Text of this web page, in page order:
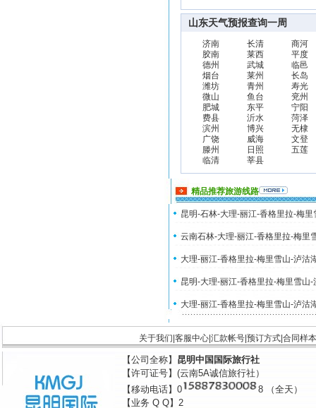
山东天气预报查询一周
济南 长清
商河
胶南
莱西
平度
德州
武城
临邑
烟台
莱州
长岛
潍坊
青州
寿光
微山
鱼台
兖州
肥城
东平
宁阳
费县
沂水
菏泽
滨州
博兴
无棣
广饶
威海
文登
滕州
日照
五莲
临清
莘县
精品推荐旅游线路
昆明-石林-大理-丽江-香格里拉-梅
云南石林-大理-丽江-香格里拉-梅里
大理-丽江-香格里拉-梅里雪山-泸沽
昆明-大理-丽江-香格里拉-梅里雪山
大理-丽江-香格里拉-梅里雪山-泸沽
关于我们 客服中心 汇款帐号 预订方式 合同样本
【公司全称】 昆明中国国际旅行社
【许可证号】(云南5A诚信旅行社）
【移动电话】0
8 （全天）
【业务 Q Q】2